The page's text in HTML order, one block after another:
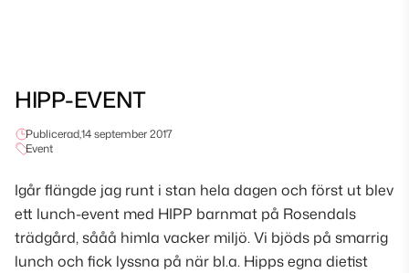
HIPP-EVENT
Publicerad,14 september 2017
Event
Igår flängde jag runt i stan hela dagen och först ut blev
ett lunch-event med HIPP barnmat på Rosendals
trädgård, sååå himla vacker miljö. Vi bjöds på smarrig
lunch och fick lyssna på när bl.a. Hipps egna dietist